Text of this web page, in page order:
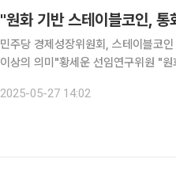
"원화 기반 스테이블코인,
민주당 경제성장위원회, 스테이블코
이상의 의미"황세운 선임연구위원 "원화 스테이블코인
은 서울 강남구 업비트 라운지에서 개
2025-05-27 14:02